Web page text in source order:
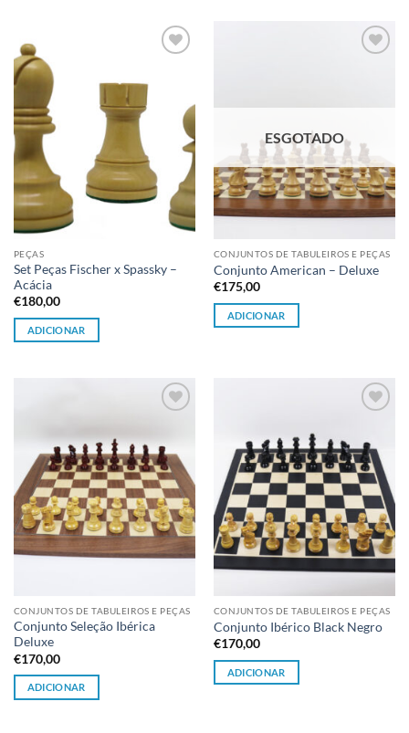
desejos
PEÇAS
Set Peças Fischer x Spassky –
Acácia
€180,00
ADICIONAR
ESGOTADO
CONJUNTOS DE TABULEIROS E PEÇAS
Conjunto American – Deluxe
€175,00
ADICIONAR
desejos
CONJUNTOS DE TABULEIROS E PEÇAS
Conjunto Seleção Ibérica
Deluxe
€170,00
ADICIONAR
desejos
CONJUNTOS DE TABULEIROS E PEÇAS
Conjunto Ibérico Black Negro
€170,00
ADICIONAR